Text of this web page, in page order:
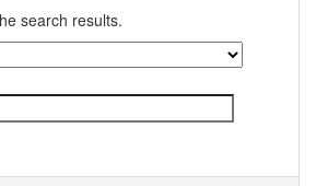
search results.